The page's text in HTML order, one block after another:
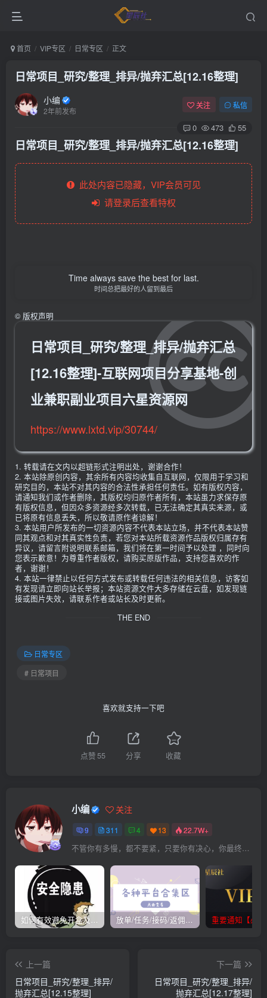
首页 VIP专区 日常专区 正文
日常项目_研究/整理_排异/抛弃汇总[12.16整理]
小编
2年前发布
关注 私信
0 473 55
日常项目_研究/整理_排异/抛弃汇总[12.16整理]
此处内容已隐藏，VIP会员可见
请登录后查看特权
Time always save the best for last.
时间总把最好的人留到最后
© 版权声明
日常项目_研究/整理_排异/抛弃汇总
[12.16整理]-互联网项目分享基地-创
业兼职副业项目六星资源网
https://www.lxtd.vip/30744/
1. 转载请在文内以超链形式注明出处，谢谢合作！
2. 本站除原创内容，其余所有内容均收集自互联网，仅限用于学习和
研究目的，本站不对其内容的合法性承担任何责任。如有版权内容，
请通知我们或作者删除，其版权均归原作者所有，本站虽力求保存原
有版权信息，但因众多资源经多次转载，已无法确定其真实来源，或
已将原有信息丢失，所以敬请原作者谅解！
3. 本站用户所发布的一切资源内容不代表本站立场，并不代表本站赞
同其观点和对其真实性负责，若您对本站所载资源作品版权归属存有
异议，请留言附说明联系邮箱，我们将在第一时间予以处理 ，同时向
您表示歉意！为尊重作者版权，请购买原版作品，支持您喜欢的作
者，谢谢！
4. 本站一律禁止以任何方式发布或转载任何违法的相关信息，访客如
有发现请立即向站长举报；本站资源文件大多存储在云盘，如发现链
接或图片失效，请联系作者或站长及时更新。
THE END
日常专区
# 日常项目
喜欢就支持一下吧
点赞 55 分享 收藏
小编 关注
9 311 4 13 22.7W+
不管你有多慢，都不要紧，只要你有决心，你最终都会到达想去的地方
如何有效避免开盒及开盒流程 放单/任务/接码/返佣/平台/合集 重要通知【必
上一篇
日常项目_研究/整理_排异/
抛弃汇总[12.15整理]
下一篇
日常项目_研究/整理_排异/
抛弃汇总[12.17整理]